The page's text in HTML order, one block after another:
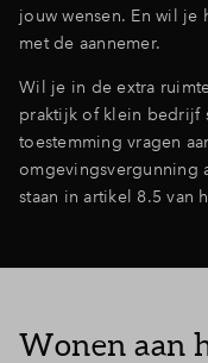
jouw wensen. En wil je
met de aannemer.
Wil je in de extra
praktijk of klein bedrijf
toestemming vragen
omgevingsvergunning
staan in artikel 8.5 van
Wonen aan